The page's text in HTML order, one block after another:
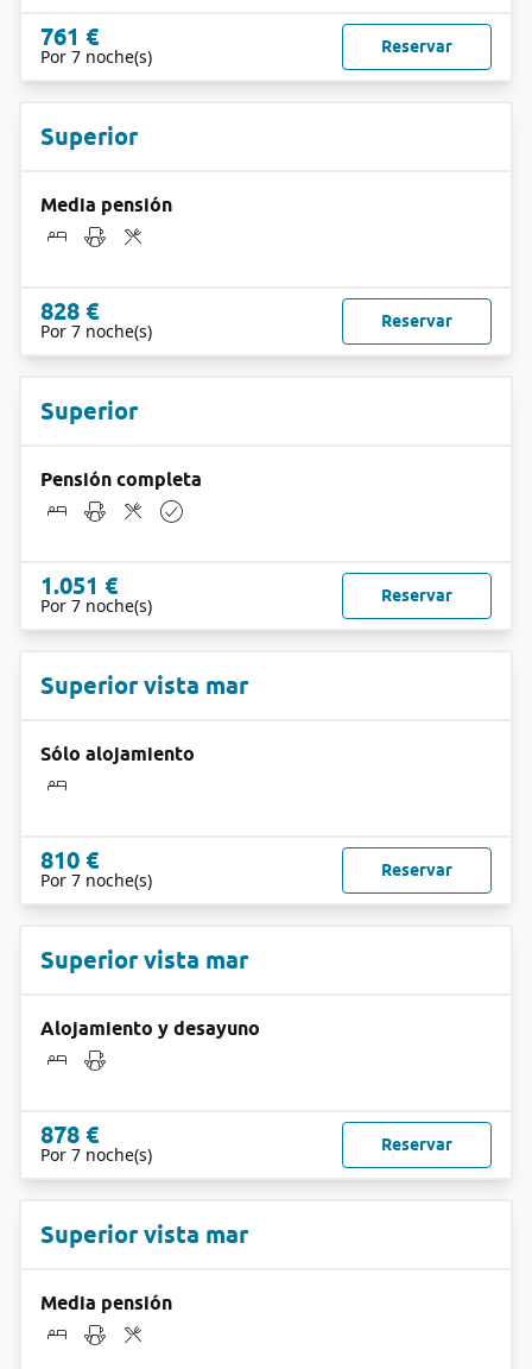
761 €
Por 7 noche(s) Reservar
Superior
Media pensión
828 €
Por 7 noche(s) Reservar
Superior
Pensión completa
1.051 €
Por 7 noche(s) Reservar
Superior vista mar
Sólo alojamiento
810 €
Por 7 noche(s) Reservar
Superior vista mar
Alojamiento y desayuno
878 €
Por 7 noche(s) Reservar
Superior vista mar
Media pensión